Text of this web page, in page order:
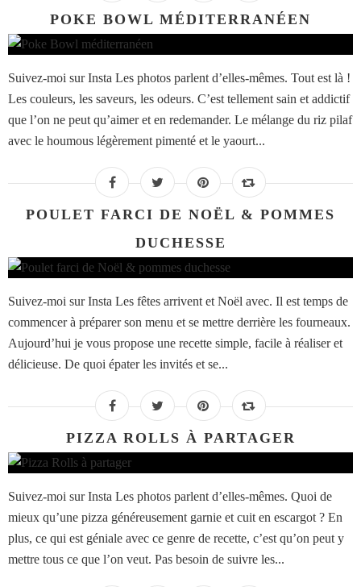
POKE BOWL MÉDITERRANÉEN
Suivez-moi sur Insta Les photos parlent d’elles-mêmes. Tout est là !
Les couleurs, les saveurs, les odeurs. C’est tellement sain et addictif
que l’on ne peut qu’aimer et en redemander. Le mélange du riz pilaf
avec le houmous légèrement pimenté et le yaourt...
POULET FARCI DE NOËL & POMMES
DUCHESSE
Suivez-moi sur Insta Les fêtes arrivent et Noël avec. Il est temps de
commencer à préparer son menu et se mettre derrière les fourneaux.
Aujourd’hui je vous propose une recette simple, facile à réaliser et
délicieuse. De quoi épater les invités et se...
PIZZA ROLLS À PARTAGER
Suivez-moi sur Insta Les photos parlent d’elles-mêmes. Quoi de
mieux qu’une pizza généreusement garnie et cuit en escargot ? En
plus, ce qui est géniale avec ce genre de recette, c’est qu’on peut y
mettre tous ce que l’on veut. Pas besoin de suivre les...